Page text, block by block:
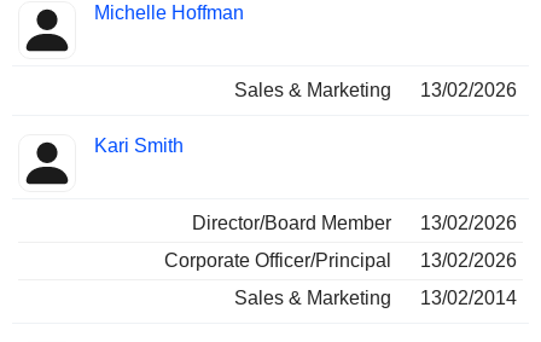
Insider
Funciones
Michelle Hoffman
Sales & Marketing 13/02/2026
Kari Smith
Director/Board Member
13/02/2026
Corporate Officer/Principal
13/02/2026
Sales & Marketing
13/02/2014